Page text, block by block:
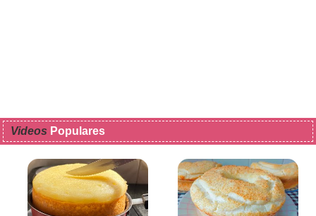
Videos Populares